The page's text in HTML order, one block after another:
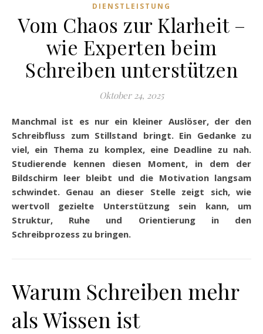
DIENSTLEISTUNG
Vom Chaos zur Klarheit –
wie Experten beim
Schreiben unterstützen
Oktober 24, 2025
Manchmal ist es nur ein kleiner Auslöser, der den
Schreibfluss zum Stillstand bringt. Ein Gedanke zu
viel, ein Thema zu komplex, eine Deadline zu nah.
Studierende kennen diesen Moment, in dem der
Bildschirm leer bleibt und die Motivation langsam
schwindet. Genau an dieser Stelle zeigt sich, wie
wertvoll gezielte Unterstützung sein kann, um
Struktur, Ruhe und Orientierung in den
Schreibprozess zu bringen.
Warum Schreiben mehr
als Wissen ist